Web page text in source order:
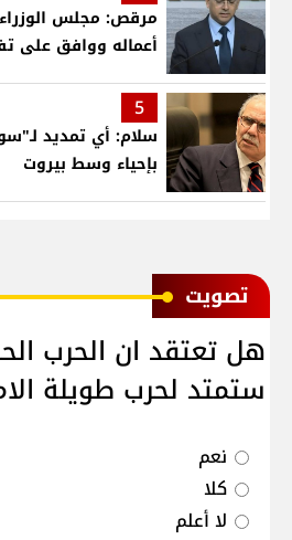
مرقص: مجلس
أعماله ووافق على
5
سلام: أي تمديد
بإحياء وسط بيروت
ﺗﺼﻮﻳﺖ
هل تعتقد ان الحرب
ستمتد لحرب طويلة
نعم
كلا
لا أعلم